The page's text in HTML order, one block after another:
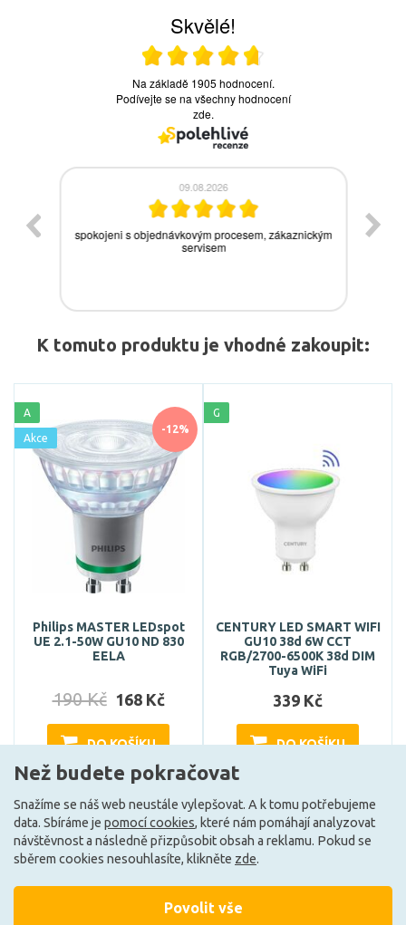
K tomuto produktu je vhodné zakoupit:
-12%
A
Akce
Philips MASTER LEDspot
UE 2.1-50W GU10 ND 830
EELA
190 Kč 168 Kč
DO KOŠÍKU
Skladem e-shop (4 ks)
G
CENTURY LED SMART WIFI
GU10 38d 6W CCT
RGB/2700-6500K 38d DIM
Tuya WiFi
339 Kč
DO KOŠÍKU
Může být u Vás 21. 9.
G A
Než budete pokračovat
Snažíme se náš web neustále vylepšovat. A k tomu potřebujeme
data. Sbíráme je pomocí cookies, které nám pomáhají analyzovat
návštěvnost a následně přizpůsobit obsah a reklamu. Pokud se
sběrem cookies nesouhlasíte, klikněte zde.
Povolit vše